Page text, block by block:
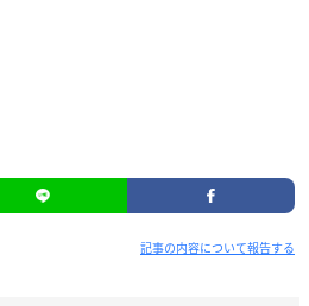
記事の内容について報告する